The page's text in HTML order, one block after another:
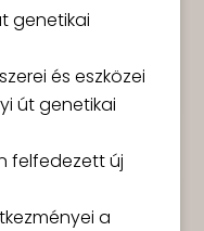
genetikai
és eszközei
út genetikai
felfedezett új
a